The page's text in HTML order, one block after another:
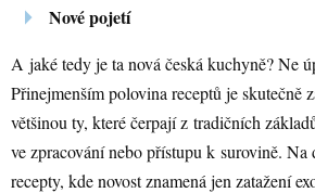
Nové pojetí
A jaké tedy je ta nová česká kuchyně? Ne
Přinejmenším polovina receptů je skutečně
většinou ty, které čerpají z tradičních
ve zpracování nebo přístupu k surovině. Na
recepty, kde novost znamená jen zatažení